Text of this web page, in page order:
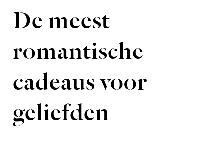
De meest
romantische
cadeaus voor
geliefden